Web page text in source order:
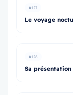
#127
Le voyage
#128
Sa